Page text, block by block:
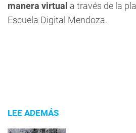
manera virtual a través de la
Escuela Digital Mendoza.
LEE ADEMÁS